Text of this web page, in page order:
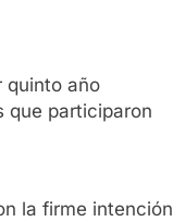
quinto año
que participaron
la firme intención